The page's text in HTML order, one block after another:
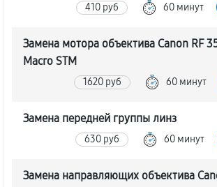
410 руб 60 минут
Замена мотора объектива Canon RF
Macro STM
1620 руб 60 минут
Замена передней группы линз
630 руб 60 минут
Замена направляющих объектива